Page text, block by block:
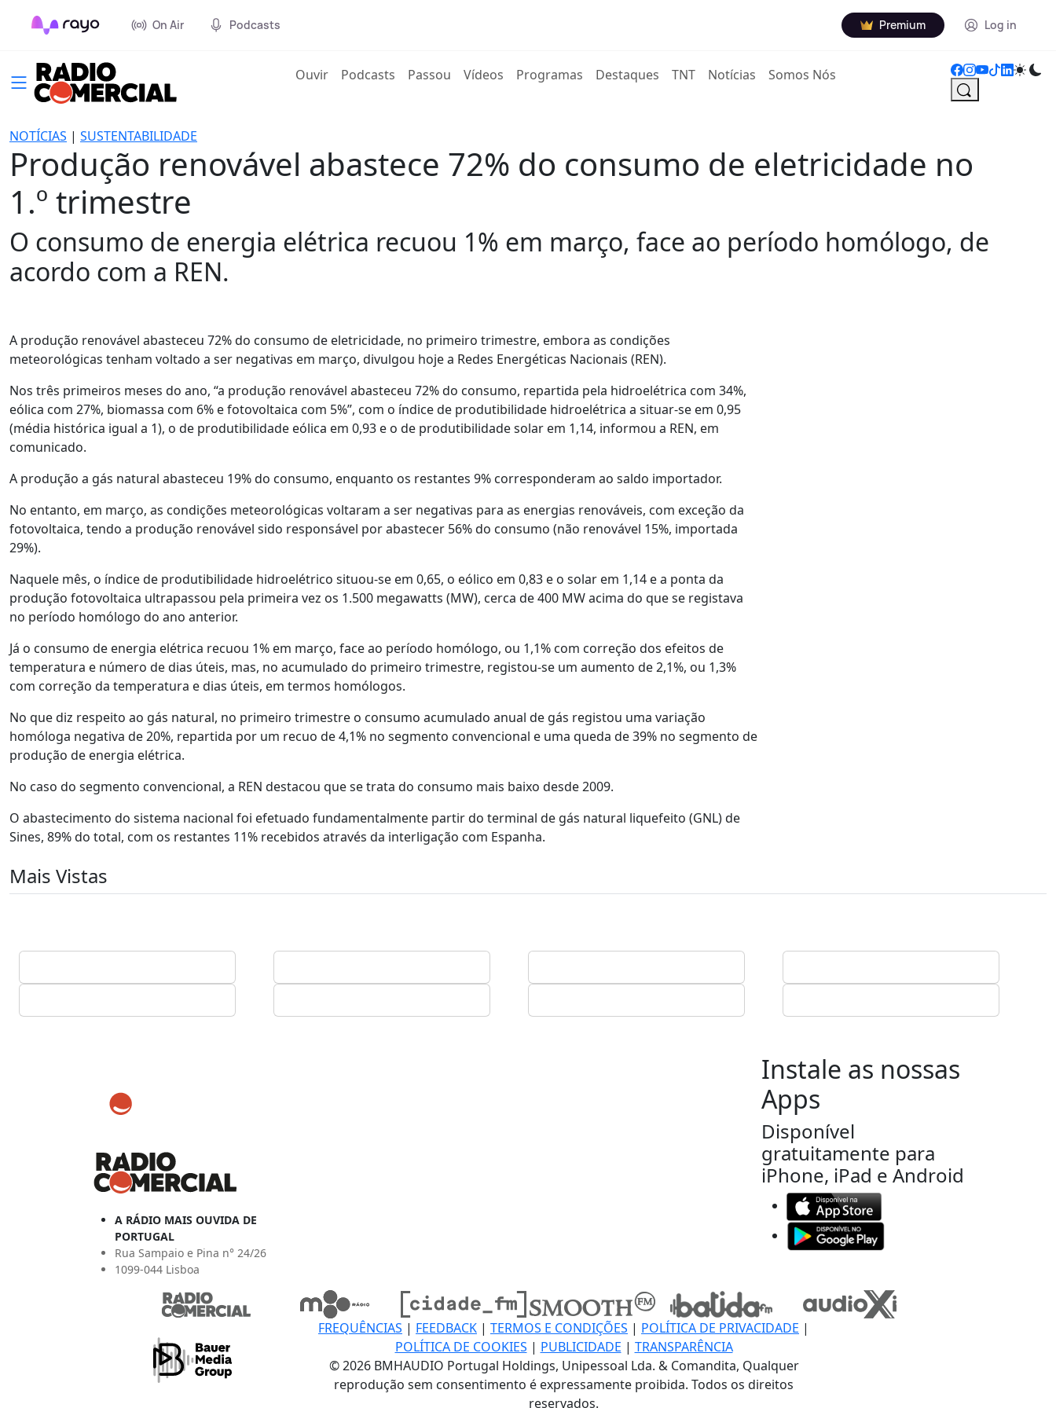
On Air Podcasts Premium Log in
Ouvir(current)
Podcasts Passou Vídeos Programas Destaques TNT Notícias Somos Nós
NOTÍCIAS | SUSTENTABILIDADE
Produção renovável abastece 72% do consumo de eletricidade no
1.º trimestre
O consumo de energia elétrica recuou 1% em março, face ao período homólogo, de
acordo com a REN.
A produção renovável abasteceu 72% do consumo de eletricidade, no primeiro trimestre, embora as condições
meteorológicas tenham voltado a ser negativas em março, divulgou hoje a Redes Energéticas Nacionais (REN).
Nos três primeiros meses do ano, “a produção renovável abasteceu 72% do consumo, repartida pela hidroelétrica com 34%,
eólica com 27%, biomassa com 6% e fotovoltaica com 5%”, com o índice de produtibilidade hidroelétrica a situar-se em 0,95
(média histórica igual a 1), o de produtibilidade eólica em 0,93 e o de produtibilidade solar em 1,14, informou a REN, em
comunicado.
A produção a gás natural abasteceu 19% do consumo, enquanto os restantes 9% corresponderam ao saldo importador.
No entanto, em março, as condições meteorológicas voltaram a ser negativas para as energias renováveis, com exceção da
fotovoltaica, tendo a produção renovável sido responsável por abastecer 56% do consumo (não renovável 15%, importada
29%).
Naquele mês, o índice de produtibilidade hidroelétrico situou-se em 0,65, o eólico em 0,83 e o solar em 1,14 e a ponta da
produção fotovoltaica ultrapassou pela primeira vez os 1.500 megawatts (MW), cerca de 400 MW acima do que se registava
no período homólogo do ano anterior.
Já o consumo de energia elétrica recuou 1% em março, face ao período homólogo, ou 1,1% com correção dos efeitos de
temperatura e número de dias úteis, mas, no acumulado do primeiro trimestre, registou-se um aumento de 2,1%, ou 1,3%
com correção da temperatura e dias úteis, em termos homólogos.
No que diz respeito ao gás natural, no primeiro trimestre o consumo acumulado anual de gás registou uma variação
homóloga negativa de 20%, repartida por um recuo de 4,1% no segmento convencional e uma queda de 39% no segmento de
produção de energia elétrica.
No caso do segmento convencional, a REN destacou que se trata do consumo mais baixo desde 2009.
O abastecimento do sistema nacional foi efetuado fundamentalmente partir do terminal de gás natural liquefeito (GNL) de
Sines, 89% do total, com os restantes 11% recebidos através da interligação com Espanha.
Mais Vistas
A RÁDIO MAIS OUVIDA DE
PORTUGAL
Rua Sampaio e Pina n° 24/26
1099-044 Lisboa
Instale as nossas
Apps
Disponível
gratuitamente para
iPhone, iPad e Android
FREQUÊNCIAS | FEEDBACK | TERMOS E CONDIÇÕES | POLÍTICA DE PRIVACIDADE |
POLÍTICA DE COOKIES | PUBLICIDADE | TRANSPARÊNCIA
© 2026 BMHAUDIO Portugal Holdings, Unipessoal Lda. & Comandita, Qualquer
reprodução sem consentimento é expressamente proibida. Todos os direitos
reservados.